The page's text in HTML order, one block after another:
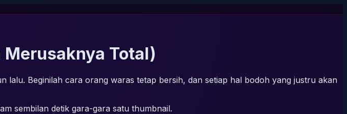
Merusaknya Total)
Beginilah cara orang waras tetap bersih, dan setiap hal bodoh yang justru akan
sembilan detik gara-gara satu thumbnail.